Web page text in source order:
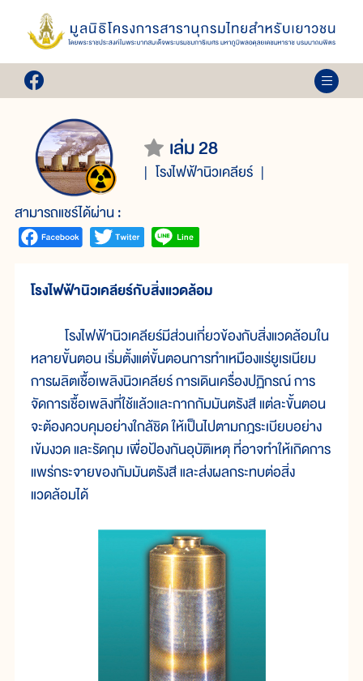
เล่ม 28
โรงไฟฟ้านิวเคลียร์
สามารถแชร์ได้ผ่าน :
โรงไฟฟ้านิวเคลียร์กับสิ่งแวดล้อม
โรงไฟฟ้านิวเคลียร์มีส่วนเกี่ยวข้องกับสิ่งแวดล้อมใน
หลายขั้นตอน เริ่มตั้งแต่ขั้นตอนการทำเหมืองแร่ยูเรเนียม
การผลิตเชื้อเพลิงนิวเคลียร์ การเดินเครื่องปฏิกรณ์ การ
จัดการเชื้อเพลิงที่ใช้แล้วและกากกัมมันตรังสี แต่ละขั้นตอน
จะต้องควบคุมอย่างใกล้ชิด ให้เป็นไปตามกฎระเบียบอย่าง
เข้มงวด และรัดกุม เพื่อป้องกันอุบัติเหตุ ที่อาจทำให้เกิดการ
แพร่กระจายของกัมมันตรังสี และส่งผลกระทบต่อสิ่ง
แวดล้อมได้